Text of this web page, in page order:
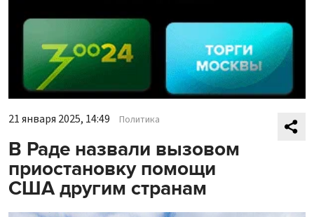
21 января 2025, 14:49 Политика
В Раде назвали вызовом
приостановку помощи
США другим странам